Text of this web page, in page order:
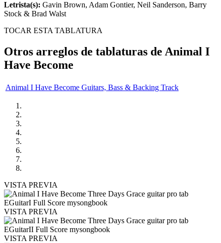
Letrista(s): Gavin Brown, Adam Gontier, Neil Sanderson, Barry
Stock & Brad Walst
TOCAR ESTA TABLATURA
Otros arreglos de tablaturas de Animal I
Have Become
Animal I Have Become Guitars, Bass & Backing Track
VISTA PREVIA
VISTA PREVIA
VISTA PREVIA